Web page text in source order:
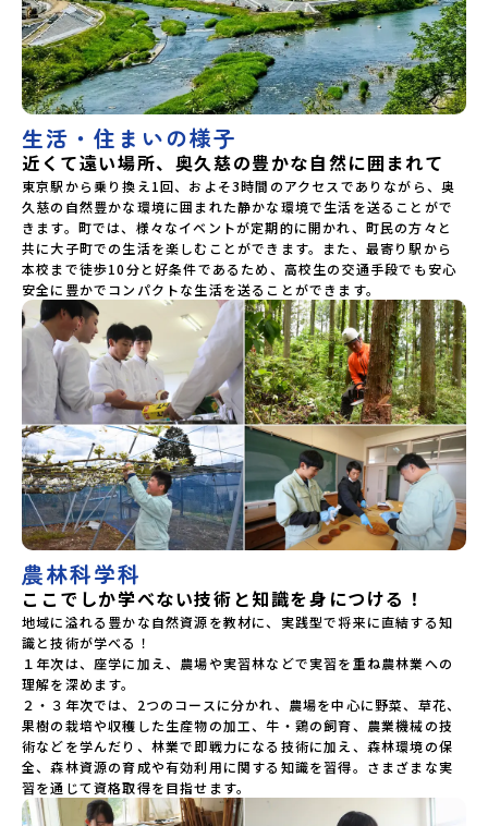
生活・住まいの様子
近くて遠い場所、奥久慈の豊かな自然に囲まれて
東京駅から乗り換え1回、およそ3時間のアクセスでありながら、奥
久慈の自然豊かな環境に囲まれた静かな環境で生活を送ることがで
きます。町では、様々なイベントが定期的に開かれ、町民の方々と
共に大子町での生活を楽しむことができます。また、最寄り駅から
本校まで徒歩10分と好条件であるため、高校生の交通手段でも安心
安全に豊かでコンパクトな生活を送ることができます。
農林科学科
ここでしか学べない技術と知識を身につける！
地域に溢れる豊かな自然資源を教材に、実践型で将来に直結する知
識と技術が学べる！
１年次は、座学に加え、農場や実習林などで実習を重ね農林業への
理解を深めます。
２・３年次では、2つのコースに分かれ、農場を中心に野菜、草花、
果樹の栽培や収穫した生産物の加工、牛・鶏の飼育、農業機械の技
術などを学んだり、林業で即戦力になる技術に加え、森林環境の保
全、森林資源の育成や有効利用に関する知識を習得。さまざまな実
習を通じて資格取得を目指せます。